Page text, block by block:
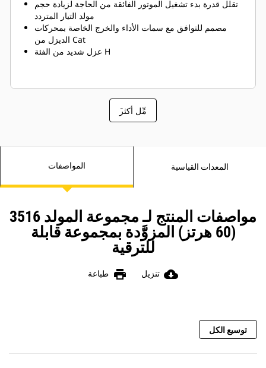
تقلل قدرة بدء تشغيل الموتور الفائقة من الحاجة لزيادة حجم
مولد التيار المتردد
مصمم للتوافق مع سمات الأداء والخرج الخاصة بمحركات
الديزل من Cat
عزل شديد من الفئة H
َمِّل أكثر
المواصفات المعدات القياسية
مواصفات المنتج لـ مجموعة المولد 3516
(60 هرتز) المزوَّدة بمجموعة قابلة
للترقية
cloud_download تنزيل print طباعة
توسيع الكل